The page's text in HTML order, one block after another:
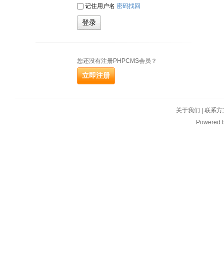
记住用户名 密码找回
您还没有注册PHPCMS会员？
关于我们
联系方
Powered